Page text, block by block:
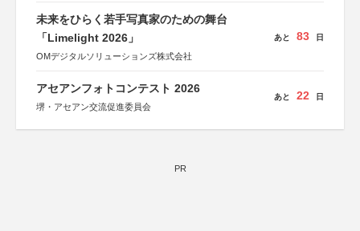
しん生命保険株式会社
未来をひらく若手写真家のための舞台
「Limelight 2026」
OMデジタルソリューションズ株式会社
あと 83 日
アセアンフォトコンテスト 2026
堺・アセアン交流促進委員会
あと 22 日
PR